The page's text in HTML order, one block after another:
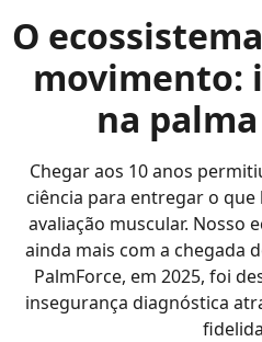
O
movimento:
na
Chegar aos 10 anos
ciência para entregar o que
avaliação muscular. Nosso
ainda mais com a chegada
PalmForce, em 2025, foi
insegurança diagnóstica